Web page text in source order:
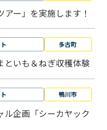
アー」を実施します！
多古町
いも＆ねぎ収穫体験
鴨川市
ル企画「シーカヤック